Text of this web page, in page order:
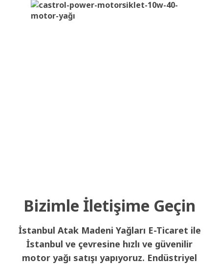
Bizimle İletişime Geçin
İstanbul Atak Madeni Yağları E-Ticaret ile
İstanbul ve çevresine hızlı ve güvenilir
motor yağı satışı yapıyoruz. Endüstriyel